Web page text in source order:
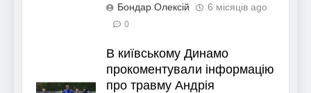
Бондар Олексій 6 місяців ago
0
В київському Динамо
прокоментували інформацію
про травму Андрія